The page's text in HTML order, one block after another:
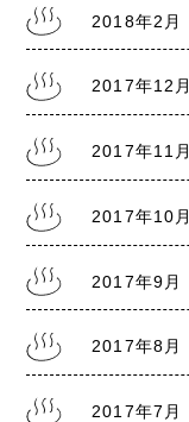
2018年2月
2017年12月
2017年11月
2017年10月
2017年9月
2017年8月
2017年7月